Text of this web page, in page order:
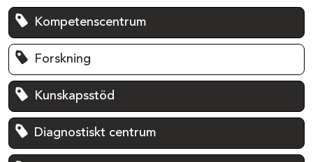
Kompetenscentrum
Forskning
Kunskapsstöd
Diagnostiskt centrum